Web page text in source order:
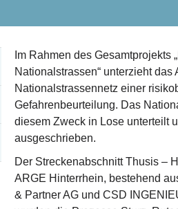
Im Rahmen des Gesamtprojekts
Nationalstrassen“ unterzieht das
Nationalstrassennetz einer
Gefahrenbeurteilung. Das
diesem Zweck in Lose unterteilt
ausgeschrieben.
Der Streckenabschnitt Thusis –
ARGE Hinterrhein, bestehend
& Partner AG und CSD